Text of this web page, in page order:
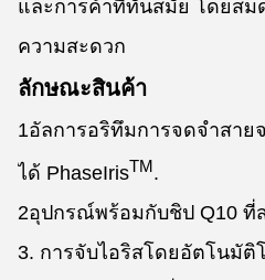
และการค้าที่ทันสมัย โดยส
ความสะดวก
ลักษณะสินค้า
1อัลการอริทึมการจดจําสา
ได้ PhaseIrisTM.
2อุปกรณ์พร้อมกับชิป Q10 ที่
3. การจับไอริสโดยอัตโนมัติ